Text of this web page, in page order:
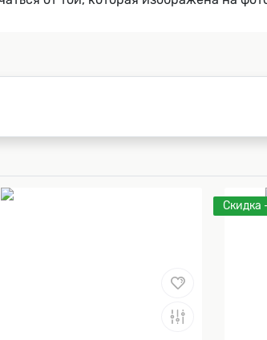
Скидка